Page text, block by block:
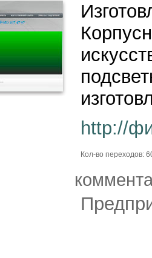
http://
Кол-во переходов: